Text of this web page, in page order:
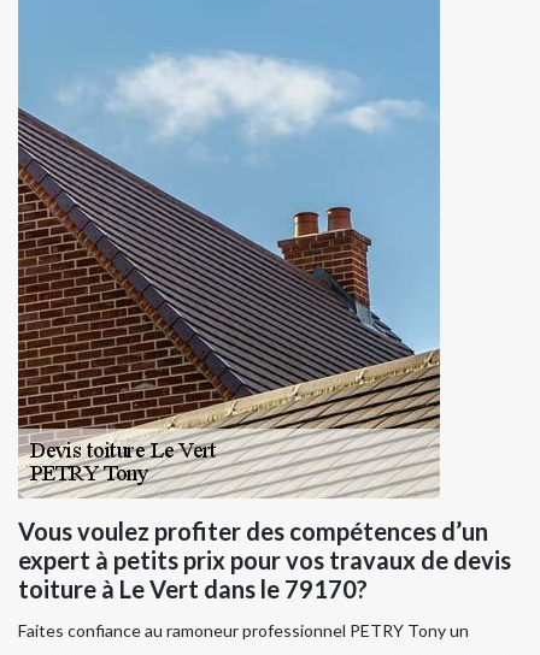
Vous voulez profiter des compétences d’un
expert à petits prix pour vos travaux de devis
toiture à Le Vert dans le 79170?
Faites confiance au ramoneur professionnel PETRY Tony un